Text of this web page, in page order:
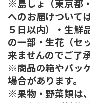
※島しょ（東京都
へのお届けついて
５日以内）・生鮮
の一部・生花（セ
来ませんのでご了
※商品の箱やパッ
場合があります。
※果物・野菜類は